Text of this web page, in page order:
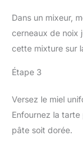
Dans un mixeur,
cerneaux de noix
cette mixture sur
Étape 3
Versez le miel
Enfournez la
pâte soit dorée.